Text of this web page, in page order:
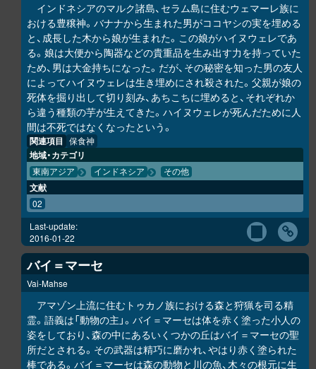
インドネシアのマルク諸島、セラム島に住むウェマーレ族に
おける豊穣神。バナナから生まれた男がココヤシの実を埋める
と、成長した木から娘が生まれた。この娘がハイヌウェレであ
る。娘は大便から陶器などの貴重品を生み出す力を持っていた
ため、男は大金持ちになった。だが、その秘密を知った男の友人
によってハイヌウェレは生き埋めにされ殺された。父親が娘の
死体を掘り出して切り刻み、あちこちに埋めると、それぞれか
ら違う種類の芋が生えてきた。ハイヌウェレが死んだために人
間は不死ではなくなったという。
関連項目 保食神
地域・カテゴリ
東南アジア インドネシア その他
文献
02
Last-update:
2016-01-22
バイ＝マーセ
Vai-Mahse
アマゾン上流に住むトゥカノ族における森と狩猟を司る精
霊。語義は「動物の主」。バイ＝マーセは体を赤く塗った小人の
姿をしており、森の中にあるいくつかの丘はバイ＝マーセの聖
所だとされる。その武器は精巧に磨かれ、やはり赤く塗られた
棒である。バイ＝マーセは森の動物と川の魚、木々の根元に生